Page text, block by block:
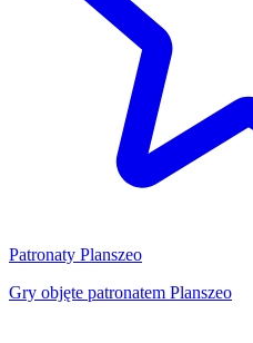
Patronaty Planszeo
Gry objęte patronatem Planszeo